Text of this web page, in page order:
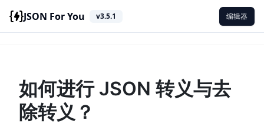
JSON For You v3.5.1 编辑器
如何进行 JSON 转义与去
除转义？